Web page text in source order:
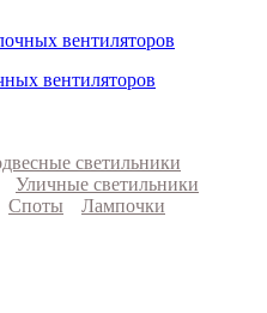
вентиляторов
светильники
Уличные светильники
Споты
Лампочки